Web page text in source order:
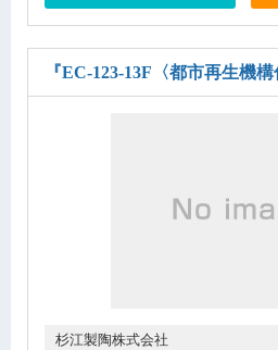
『EC-123-13F〈都市再生機構
杉江製陶株式会社